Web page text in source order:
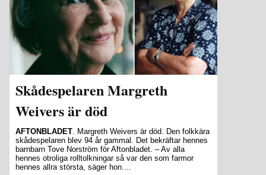
Skådespelaren Margreth
Weivers är död
AFTONBLADET . Margreth Weivers är död. Den folkkära
skådespelaren blev 94 år gammal. Det bekräftar hennes
barnbarn Tove Norström för Aftonbladet. – Av alla
hennes otroliga rolltolkningar så var den som farmor
hennes allra största, säger hon....